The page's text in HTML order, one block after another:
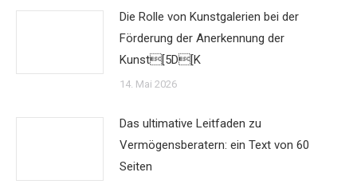
Die Rolle von Kunstgalerien bei der
Förderung der Anerkennung der
Kunst[5D[K
14. Mai 2026
Das ultimative Leitfaden zu
Vermögensberatern: ein Text von 60
Seiten